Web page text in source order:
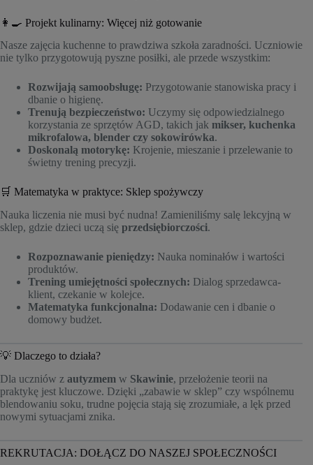
👩‍🍳 Projekt kulinarny: Więcej niż gotowanie
Nasze zajęcia kuchenne to prawdziwa szkoła zaradności. Uczniowie
nie tylko przygotowują pyszne posiłki, ale przede wszystkim:
Rozwijają samoobsługę: Przygotowanie stanowiska pracy i
dbanie o higienę.
Trenują bezpieczeństwo: Uczymy się odpowiedzialnego
korzystania ze sprzętów AGD, takich jak mikser, kuchenka
mikrofalowa, blender czy sokowirówka.
Doskonalą motorykę: Krojenie, mieszanie i przelewanie to
świetny trening precyzji.
🛒 Matematyka w praktyce: Sklep spożywczy
Nauka liczenia nie musi być nudna! Zamieniliśmy salę lekcyjną w
sklep, gdzie dzieci uczą się przedsiębiorczości.
Rozpoznawanie pieniędzy: Nauka nominałów i wartości
produktów.
Trening umiejętności społecznych: Dialog sprzedawca-
klient, czekanie w kolejce.
Matematyka funkcjonalna: Dodawanie cen i dbanie o
domowy budżet.
💡 Dlaczego to działa?
Dla uczniów z autyzmem w Skawinie, przełożenie teorii na
praktykę jest kluczowe. Dzięki „zabawie w sklep” czy wspólnemu
blendowaniu soku, trudne pojęcia stają się zrozumiałe, a lęk przed
nowymi sytuacjami znika.
REKRUTACJA: DOŁĄCZ DO NASZEJ SPOŁECZNOŚCI